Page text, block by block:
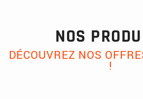
NOS
DÉCOUVREZ NOS
!